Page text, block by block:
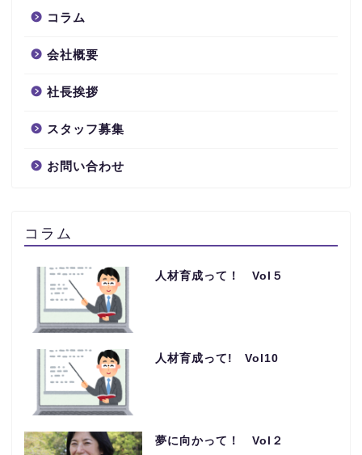
コラム
会社概要
社長挨拶
スタッフ募集
お問い合わせ
コラム
人材育成って！ Vol５
人材育成って! Vol10
夢に向かって！ Vol２